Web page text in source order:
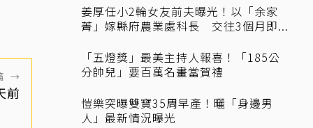
→
前
姜厚任小2輪女友前夫曝光！以「余家
菁」嫁縣府農業處科長 交往3個月即...
「五燈獎」最美主持人報喜！「185公
分帥兒」要百萬名畫當賀禮
愷樂突曝雙寶35周早產！曬「身邊男
人」最新情況曝光